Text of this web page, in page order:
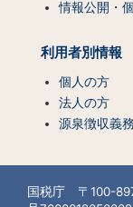
情報公開・
利用者別情報
個人の方
法人の方
源泉徴収義
国税庁 〒100-